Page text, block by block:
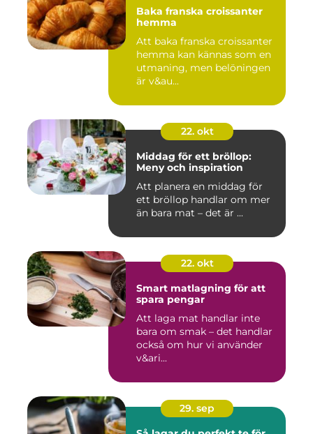
Baka franska croissanter
hemma
Att baka franska croissanter
hemma kan kännas som en
utmaning, men belöningen
är v&au...
22. okt
Middag för ett bröllop:
Meny och inspiration
Att planera en middag för
ett bröllop handlar om mer
än bara mat – det är ...
22. okt
Smart matlagning för att
spara pengar
Att laga mat handlar inte
bara om smak – det handlar
också om hur vi använder
v&ari...
29. sep